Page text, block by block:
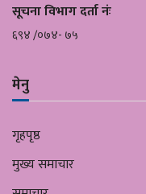
सूचना विभाग दर्ता नंः
६९४ /०७४- ७५
मेनु
गृहपृष्ठ
मुख्य समाचार